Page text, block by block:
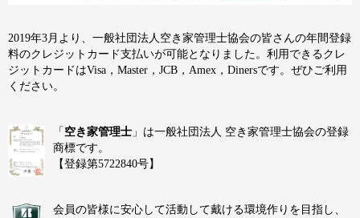
2019年3月より、一般社団法人空き家管理士協会の皆さんの年間登録
料のクレジットカード支払いが可能となりました。利用できるクレ
ジットカードはVisa，Master，JCB，Amex，Dinersです。ぜひご利用
ください。
「 空き家管理士 」は一般社団法人 空き家管理士協会の登録
商標です。
【登録第5722840号】
会員の皆様に安心して活動して戴ける環境作りを目指し、